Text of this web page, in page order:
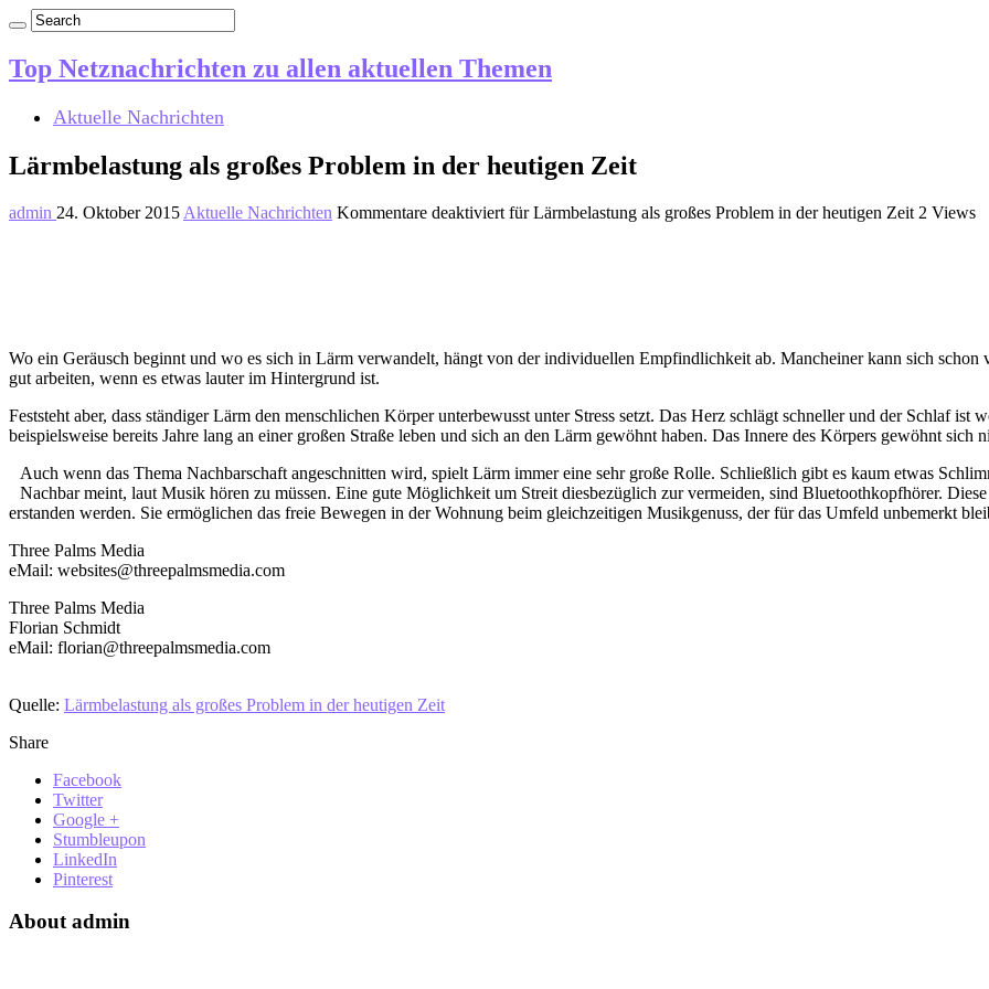
Top Netznachrichten zu allen aktuellen Themen
Aktuelle Nachrichten
Lärmbelastung als großes Problem in der heutigen Zeit
admin 24. Oktober 2015 Aktuelle Nachrichten Kommentare deaktiviert für Lärmbelastung als großes Problem in der heutigen Zeit 2 Views
Wo ein Geräusch beginnt und wo es sich in Lärm verwandelt, hängt von der individuellen Empfindlichkeit ab. Mancheiner kann sich schon
gut arbeiten, wenn es etwas lauter im Hintergrund ist.
Feststeht aber, dass ständiger Lärm den menschlichen Körper unterbewusst unter Stress setzt. Das Herz schlägt schneller und der Schlaf ist
beispielsweise bereits Jahre lang an einer großen Straße leben und sich an den Lärm gewöhnt haben. Das Innere des Körpers gewöhnt sich
Auch wenn das Thema Nachbarschaft angeschnitten wird, spielt Lärm immer eine sehr große Rolle. Schließlich gibt es kaum etwas
Nachbar meint, laut Musik hören zu müssen. Eine gute Möglichkeit um Streit diesbezüglich zur vermeiden, sind Bluetoothkopfhörer.
erstanden werden. Sie ermöglichen das freie Bewegen in der Wohnung beim gleichzeitigen Musikgenuss, der für das Umfeld unbemerkt
Three Palms Media
eMail: websites@threepalmsmedia.com
Three Palms Media
Florian Schmidt
eMail: florian@threepalmsmedia.com
Quelle: Lärmbelastung als großes Problem in der heutigen Zeit
Share
Facebook
Twitter
Google +
Stumbleupon
LinkedIn
Pinterest
About admin